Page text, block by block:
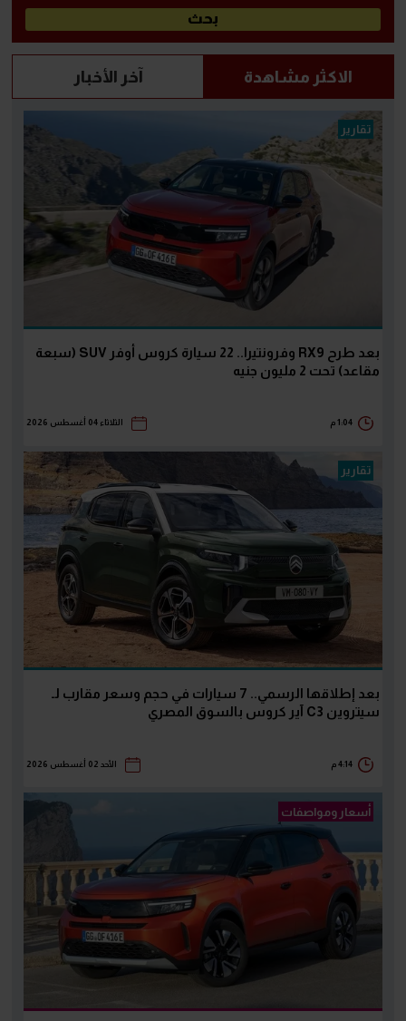
الاكثر مشاهدة آخر الأخبار
تقارير
بعد طرح RX9 وفرونتيرا.. 22 سيارة كروس أوفر SUV (سبعة
مقاعد) تحت 2 مليون جنيه
1:04 م الثلاثاء 04 أغسطس 2026
تقارير
بعد إطلاقها الرسمي.. 7 سيارات في حجم وسعر مقارب لـ
سيتروين C3 آير كروس بالسوق المصري
4:14 م الأحد 02 أغسطس 2026
أسعار ومواصفات